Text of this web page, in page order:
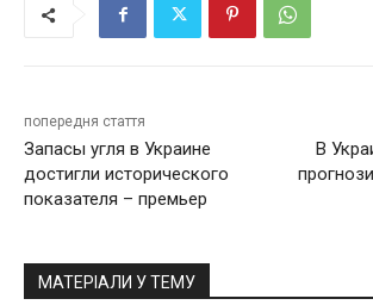
попередня стаття
Запасы угля в Украине
достигли исторического
показателя – премьер
В
МАТЕРІАЛИ У ТЕМУ